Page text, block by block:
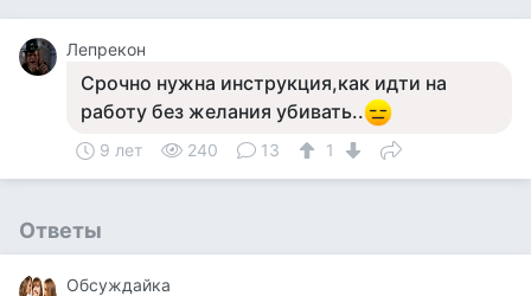
Лепрекон
Срочно нужна инструкция,как идти на
работу без желания убивать..
9 лет 240 13 1
Ответы
Обсуждайка